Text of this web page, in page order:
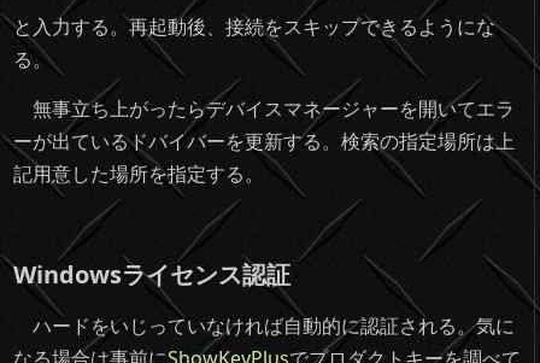
と入力する。再起動後、接続をスキップできるようにな
る。
無事立ち上がったらデバイスマネージャーを開いてエラ
ーが出ているドバイバーを更新する。検索の指定場所は上
記用意した場所を指定する。
Windowsライセンス認証
ハードをいじっていなければ自動的に認証される。気に